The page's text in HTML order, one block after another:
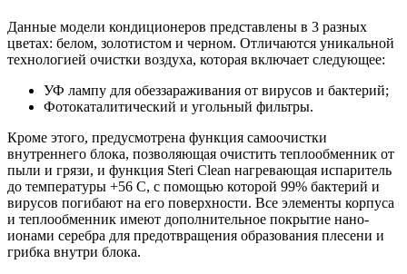
Данные модели кондиционеров представлены в 3 разных
цветах: белом, золотистом и черном. Отличаются уникальной
технологией очистки воздуха, которая включает следующее:
УФ лампу для обеззараживания от вирусов и бактерий;
Фотокаталитический и угольный фильтры.
Кроме этого, предусмотрена функция самоочистки
внутреннего блока, позволяющая очистить теплообменник от
пыли и грязи, и функция Steri Clean нагревающая испаритель
до температуры +56 C, с помощью которой 99% бактерий и
вирусов погибают на его поверхности. Все элементы корпуса
и теплообменник имеют дополнительное покрытие нано-
ионами серебра для предотвращения образования плесени и
грибка внутри блока.